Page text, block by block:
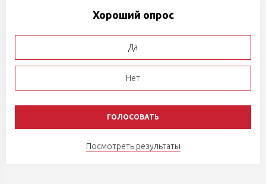
Хороший опрос
Да
Нет
Посмотреть результаты